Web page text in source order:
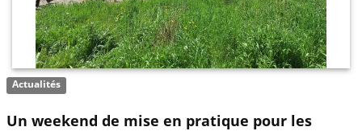
Actualités
Un weekend de mise en pratique pour les